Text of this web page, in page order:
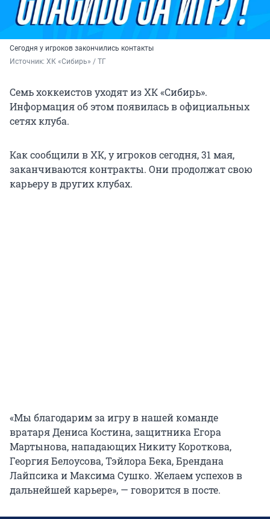
Сегодня у игроков закончились контакты
Источник: ХК «Сибирь» / ТГ
Семь хоккеистов уходят из ХК «Сибирь».
Информация об этом появилась в официальных
сетях клуба.
Как сообщили в ХК, у игроков сегодня, 31 мая,
заканчиваются контракты. Они продолжат свою
карьеру в других клубах.
«Мы благодарим за игру в нашей команде
вратаря Дениса Костина, защитника Егора
Мартынова, нападающих Никиту Короткова,
Георгия Белоусова, Тэйлора Бека, Брендана
Лайпсика и Максима Сушко. Желаем успехов в
дальнейшей карьере», — говорится в посте.